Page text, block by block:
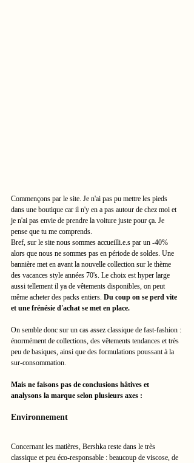
Commençons par le site. Je n'ai pas pu mettre les pieds
dans une boutique car il n'y en a pas autour de chez moi et
je n'ai pas envie de prendre la voiture juste pour ça. Je
pense que tu me comprends.
Bref, sur le site nous sommes accueilli.e.s par un -40%
alors que nous ne sommes pas en période de soldes. Une
bannière met en avant la nouvelle collection sur le thème
des vacances style années 70's. Le choix est hyper large
aussi tellement il ya de vêtements disponibles, on peut
même acheter des packs entiers. Du coup on se perd vite
et une frénésie d'achat se met en place.
On semble donc sur un cas assez classique de fast-fashion :
énormément de collections, des vêtements tendances et très
peu de basiques, ainsi que des formulations poussant à la
sur-consommation.
Mais ne faisons pas de conclusions hâtives et
analysons la marque selon plusieurs axes :
Environnement
Concernant les matières, Bershka reste dans le très
classique et peu éco-responsable : beaucoup de viscose, de